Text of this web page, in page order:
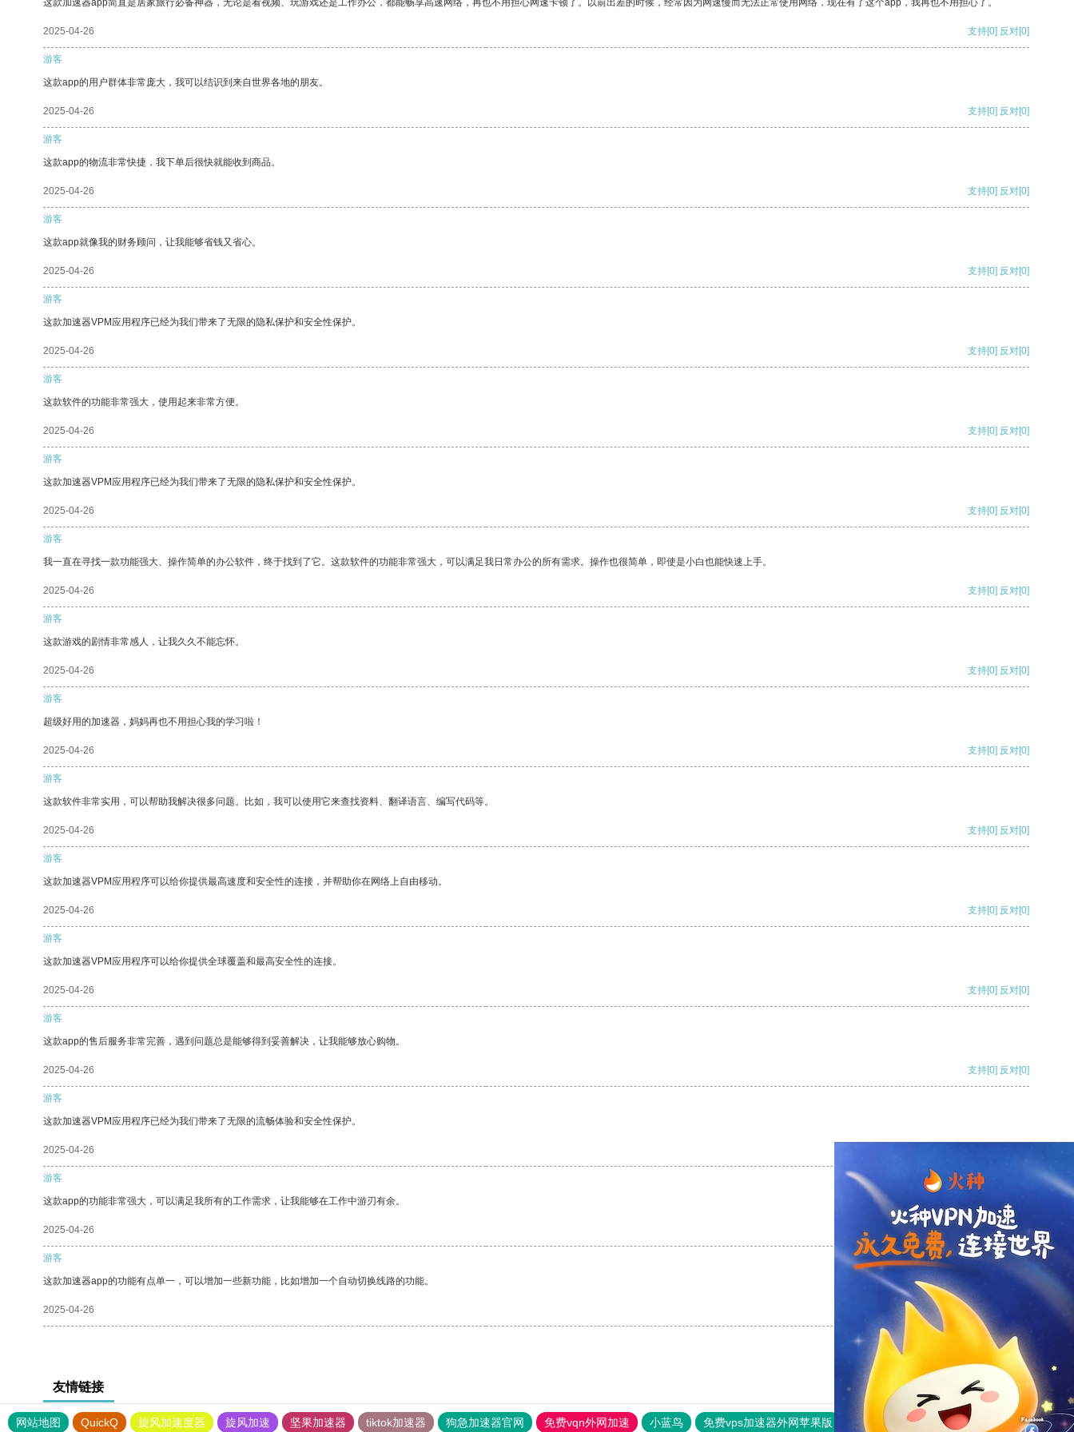
这款加速器app简直是居家旅行必备神器，无论是看视频、玩游戏还是工作办公，都能畅享高速网络，再也不用担心网速卡顿了。以前出差的时候，经常因为网速慢而无法正常使用网络，现在有了这个app，我再也不用担心了。
2025-04-26 支持[0] 反对[0]
游客
这款app的用户群体非常庞大，我可以结识到来自世界各地的朋友。
2025-04-26 支持[0] 反对[0]
游客
这款app的物流非常快捷，我下单后很快就能收到商品。
2025-04-26 支持[0] 反对[0]
游客
这款app就像我的财务顾问，让我能够省钱又省心。
2025-04-26 支持[0] 反对[0]
游客
这款加速器VPM应用程序已经为我们带来了无限的隐私保护和安全性保护。
2025-04-26 支持[0] 反对[0]
游客
这款软件的功能非常强大，使用起来非常方便。
2025-04-26 支持[0] 反对[0]
游客
这款加速器VPM应用程序已经为我们带来了无限的隐私保护和安全性保护。
2025-04-26 支持[0] 反对[0]
游客
我一直在寻找一款功能强大、操作简单的办公软件，终于找到了它。这款软件的功能非常强大，可以满足我日常办公的所有需求。操作也很简单，即使是小白也能快速上手。
2025-04-26 支持[0] 反对[0]
游客
这款游戏的剧情非常感人，让我久久不能忘怀。
2025-04-26 支持[0] 反对[0]
游客
超级好用的加速器，妈妈再也不用担心我的学习啦！
2025-04-26 支持[0] 反对[0]
游客
这款软件非常实用，可以帮助我解决很多问题。比如，我可以使用它来查找资料、翻译语言、编写代码等。
2025-04-26 支持[0] 反对[0]
游客
这款加速器VPM应用程序可以给你提供最高速度和安全性的连接，并帮助你在网络上自由移动。
2025-04-26 支持[0] 反对[0]
游客
这款加速器VPM应用程序可以给你提供全球覆盖和最高安全性的连接。
2025-04-26 支持[0] 反对[0]
游客
这款app的售后服务非常完善，遇到问题总是能够得到妥善解决，让我能够放心购物。
2025-04-26 支持[0] 反对[0]
游客
这款加速器VPM应用程序已经为我们带来了无限的流畅体验和安全性保护。
2025-04-26
游客
这款app的功能非常强大，可以满足我所有的工作需求，让我能够在工作中游刃有余。
2025-04-26 支持 [0] 反对 [0]
游客
这款加速器app的功能有点单一，可以增加一些新功能，比如增加一个自动切换线路的功能。
2025-04-26 支持
友情链接
网站地图 QuickQ 旋风加速度器 旋风加速 坚果加速器 tiktok加速器 狗急加速器官网 免费vqn外网加速 小蓝鸟 免费vps加速器外网苹果版 旋风加速度器 快连加速器